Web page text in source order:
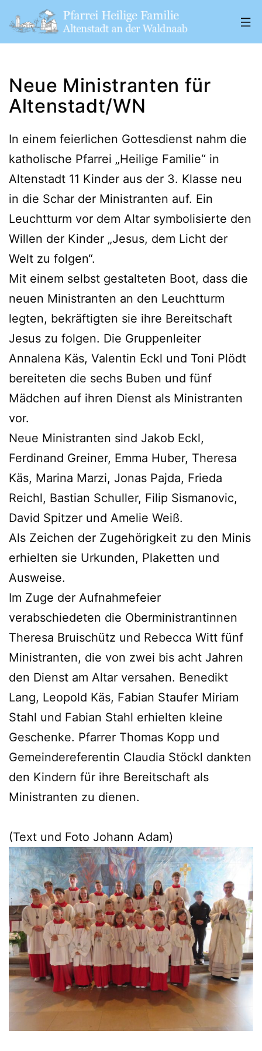
Inhalt
Familie"
Altenstadt
a.
d.
W.
Neue Ministranten für
Altenstadt/WN
In einem feierlichen Gottesdienst nahm die
katholische Pfarrei „Heilige Familie“ in
Altenstadt 11 Kinder aus der 3. Klasse neu
in die Schar der Ministranten auf. Ein
Leuchtturm vor dem Altar symbolisierte den
Willen der Kinder „Jesus, dem Licht der
Welt zu folgen“.
Mit einem selbst gestalteten Boot, dass die
neuen Ministranten an den Leuchtturm
legten, bekräftigten sie ihre Bereitschaft
Jesus zu folgen. Die Gruppenleiter
Annalena Käs, Valentin Eckl und Toni Plödt
bereiteten die sechs Buben und fünf
Mädchen auf ihren Dienst als Ministranten
vor.
Neue Ministranten sind Jakob Eckl,
Ferdinand Greiner, Emma Huber, Theresa
Käs, Marina Marzi, Jonas Pajda, Frieda
Reichl, Bastian Schuller, Filip Sismanovic,
David Spitzer und Amelie Weiß.
Als Zeichen der Zugehörigkeit zu den Minis
erhielten sie Urkunden, Plaketten und
Ausweise.
Im Zuge der Aufnahmefeier
verabschiedeten die Oberministrantinnen
Theresa Bruischütz und Rebecca Witt fünf
Ministranten, die von zwei bis acht Jahren
den Dienst am Altar versahen. Benedikt
Lang, Leopold Käs, Fabian Staufer Miriam
Stahl und Fabian Stahl erhielten kleine
Geschenke. Pfarrer Thomas Kopp und
Gemeindereferentin Claudia Stöckl dankten
den Kindern für ihre Bereitschaft als
Ministranten zu dienen.
(Text und Foto Johann Adam)